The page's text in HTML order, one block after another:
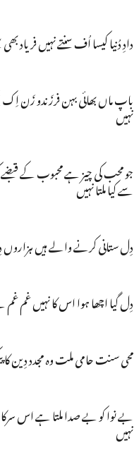
دادِ دُنیا کیسا اُف سنتے نہیں فریاد بھی
باپ ماں بھائی بہن فرزَندو زَن
نہیں
جو محب کی چیز ہے محبوب کے
سے کیا ملتا نہیں
دِل ستانی کرنے والے ہیں ہزاروں
دِل گیا اچھا ہوا اس کا نہیں غم غم
محی سنت حامی ملت وہ مجدد دِین کا
بے نوا کو بے صدا ملتا ہے اس
نہیں